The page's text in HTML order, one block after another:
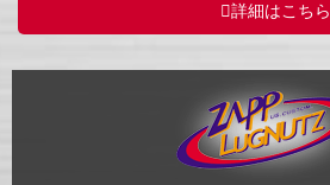
詳細はこちら